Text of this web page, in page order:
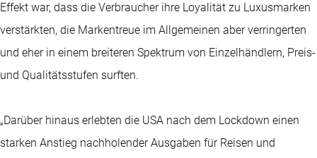
Effekt war, dass die Verbraucher ihre Loyalität zu Luxusmarken
verstärkten, die Markentreue im Allgemeinen aber verringerten
und eher in einem breiteren Spektrum von Einzelhändlern, Preis-
und Qualitätsstufen surften.
„Darüber hinaus erlebten die USA nach dem Lockdown einen
starken Anstieg nachholender Ausgaben für Reisen und